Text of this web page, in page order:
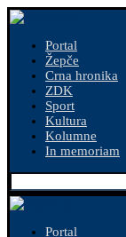
Portal
Žepče
Crna hronika
ZDK
Sport
Kultura
Kolumne
In memoriam
Portal